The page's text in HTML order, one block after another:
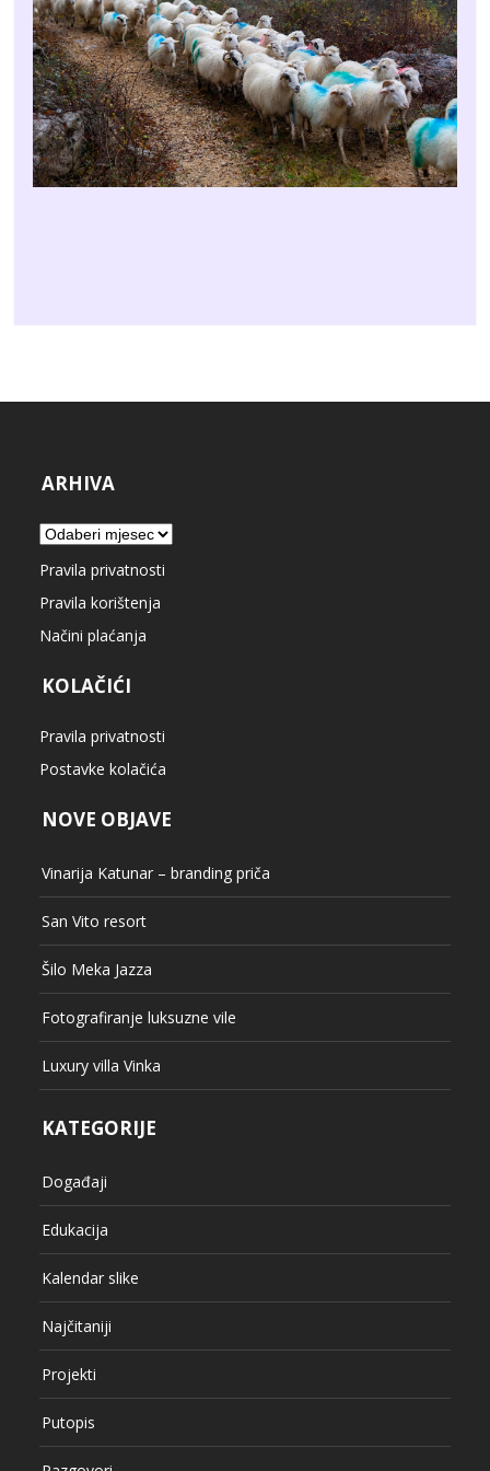
ARHIVA
Arhiva
Pravila privatnosti
Pravila korištenja
Načini plaćanja
KOLAČIĆI
Pravila privatnosti
Postavke kolačića
NOVE OBJAVE
Vinarija Katunar – branding priča
San Vito resort
Šilo Meka Jazza
Fotografiranje luksuzne vile
Luxury villa Vinka
KATEGORIJE
Događaji
Edukacija
Kalendar slike
Najčitaniji
Projekti
Putopis